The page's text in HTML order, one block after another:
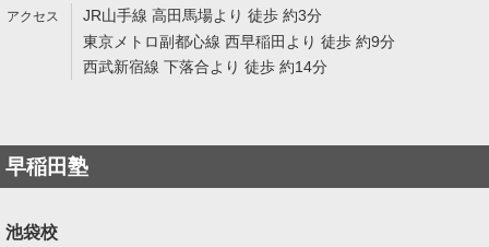
JR山手線 高田馬場より 徒歩 約3分
東京メトロ副都心線 西早稲田より 徒歩 約9分
西武新宿線 下落合より 徒歩 約14分
早稲田塾
池袋校